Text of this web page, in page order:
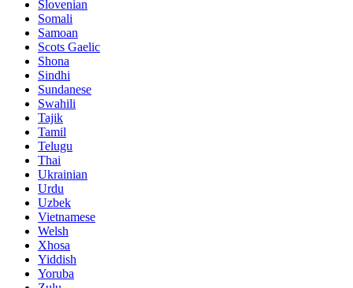
Slovenian
Somali
Samoan
Scots Gaelic
Shona
Sindhi
Sundanese
Swahili
Tajik
Tamil
Telugu
Thai
Ukrainian
Urdu
Uzbek
Vietnamese
Welsh
Xhosa
Yiddish
Yoruba